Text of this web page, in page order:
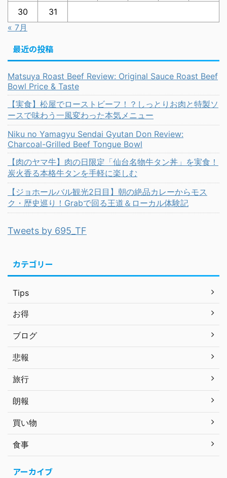
30
31
« 7月
最近の投稿
Matsuya Roast Beef Review: Original Sauce Roast Beef
Bowl Price & Taste
【実食】松屋でローストビーフ！？しっとりお肉と特製ソ
ースで味わう一風変わった本気メニュー
Niku no Yamagyu Sendai Gyutan Don Review:
Charcoal-Grilled Beef Tongue Bowl
【肉のヤマ牛】肉の日限定「仙台名物牛タン丼」を実食！
炭火香る本格牛タンを手軽に楽しむ
【ジョホールバル観光2日目】朝の絶品カレーからモス
ク・歴史巡り！Grabで回る王道＆ローカル体験記
Tweets by 695_TF
カテゴリー
Tips
お得
ブログ
悲報
旅行
朗報
買い物
食事
アーカイブ